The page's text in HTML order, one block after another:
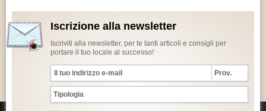
Iscrizione alla newsletter
Iscriviti alla newsletter, per te tanti articoli e consigli per
portare il tuo locale al successo!